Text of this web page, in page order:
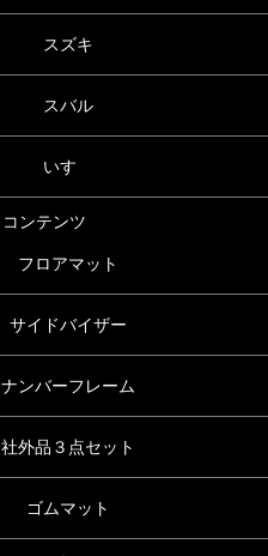
スズキ
スバル
いすゞ
コンテンツ
フロアマット
サイドバイザー
ナンバーフレーム
社外品３点セット
ゴムマット